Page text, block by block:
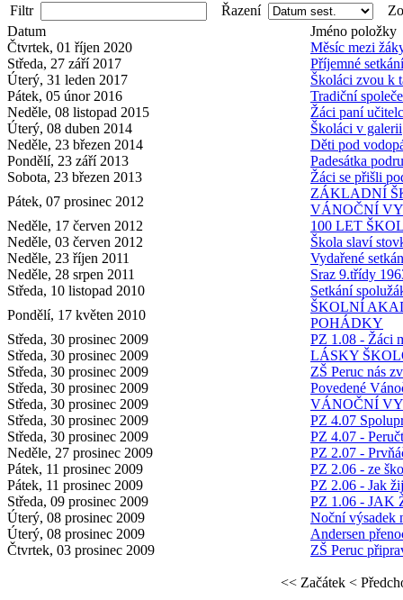
Filtr Řazení
Datum
Jméno položky
Čtvrtek, 01 říjen 2020
Měsíc mezi
Středa, 27 září 2017
Příjemné setkání
Úterý, 31 leden 2017
Školáci zvou k
Pátek, 05 únor 2016
Tradiční
Neděle, 08 listopad 2015
Žáci paní
Úterý, 08 duben 2014
Školáci v galerii
Neděle, 23 březen 2014
Děti pod
Pondělí, 23 září 2013
Padesátka
Sobota, 23 březen 2013
Žáci se přišli
Pátek, 07 prosinec 2012
ZÁKLADNÍ
VÁNOČNÍ
Neděle, 17 červen 2012
100 LET
Neděle, 03 červen 2012
Škola slaví
Neděle, 23 říjen 2011
Vydařené
Neděle, 28 srpen 2011
Sraz 9.třídy
Středa, 10 listopad 2010
Setkání
Pondělí, 17 květen 2010
ŠKOLNÍ
POHÁDKY
Středa, 30 prosinec 2009
PZ 1.08 - Žáci
Středa, 30 prosinec 2009
LÁSKY
Středa, 30 prosinec 2009
ZŠ Peruc nás
Středa, 30 prosinec 2009
Povedené
Středa, 30 prosinec 2009
VÁNOČNÍ
Středa, 30 prosinec 2009
PZ 4.07
Středa, 30 prosinec 2009
PZ 4.07 -
Neděle, 27 prosinec 2009
PZ 2.07 -
Pátek, 11 prosinec 2009
PZ 2.06 - ze
Pátek, 11 prosinec 2009
PZ 2.06 - Jak
Středa, 09 prosinec 2009
PZ 1.06 - JAK
Úterý, 08 prosinec 2009
Noční výsadek
Úterý, 08 prosinec 2009
Andersen
Čtvrtek, 03 prosinec 2009
ZŠ Peruc
<< Začátek <